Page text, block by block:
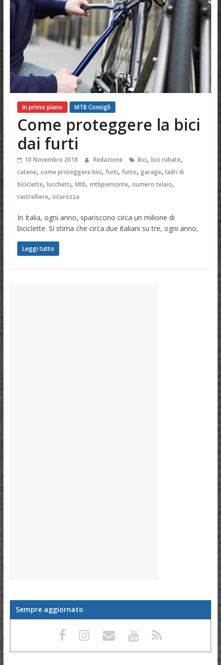
In primo piano MTB Consigli
Come proteggere la bici
dai furti
10 Novembre 2018 Redazione Bici, bici rubate,
catene, come proteggere bici, furti, furto, garage, ladri di
biciclette, lucchetti, Mtb, mtbpiemonte, numero telaio,
rastrelliere, sicurezza
In Italia, ogni anno, spariscono circa un milione di
biciclette. Si stima che circa due italiani su tre, ogni anno,
Leggi tutto
Sempre aggiornato